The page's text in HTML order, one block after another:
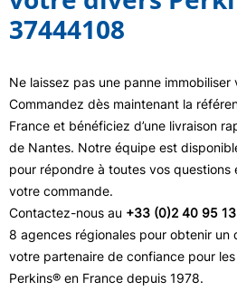
37444108
Ne laissez pas une panne immobiliser
Commandez dès maintenant la
France et bénéficiez d’une livraison
de Nantes. Notre équipe est
pour répondre à toutes vos
votre commande.
Contactez-nous au +33 (0)2 40 95
8 agences régionales pour obtenir un
votre partenaire de confiance pour
Perkins® en France depuis 1978.